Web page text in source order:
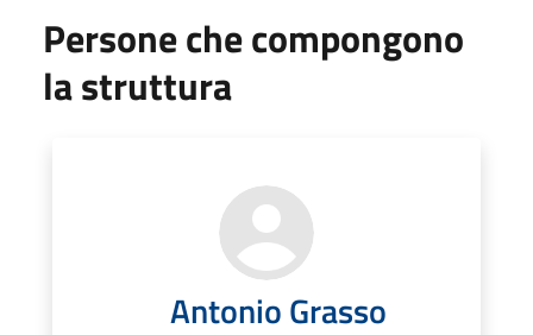
Persone che compongono
la struttura
Antonio Grasso